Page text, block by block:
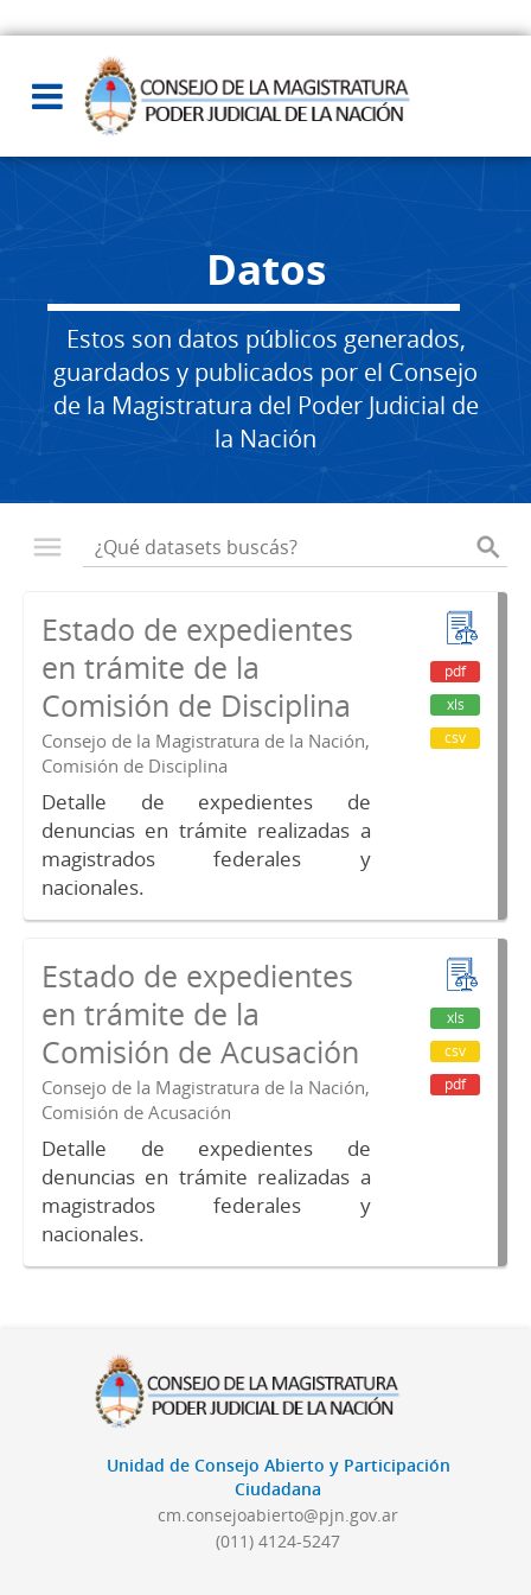
Datos
Estos son datos públicos generados,
guardados y publicados por el Consejo
de la Magistratura del Poder Judicial de
la Nación
Estado de expedientes
en trámite de la
Comisión de Disciplina
Consejo de la Magistratura de la Nación,
Comisión de Disciplina
Detalle de expedientes de
denuncias en trámite realizadas a
magistrados federales y
nacionales.
pdf
xls
csv
Estado de expedientes
en trámite de la
Comisión de Acusación
Consejo de la Magistratura de la Nación,
Comisión de Acusación
Detalle de expedientes de
denuncias en trámite realizadas a
magistrados federales y
nacionales.
xls
csv
pdf
Unidad de Consejo Abierto y Participación
Ciudadana
cm.consejoabierto@pjn.gov.ar
(011) 4124-5247